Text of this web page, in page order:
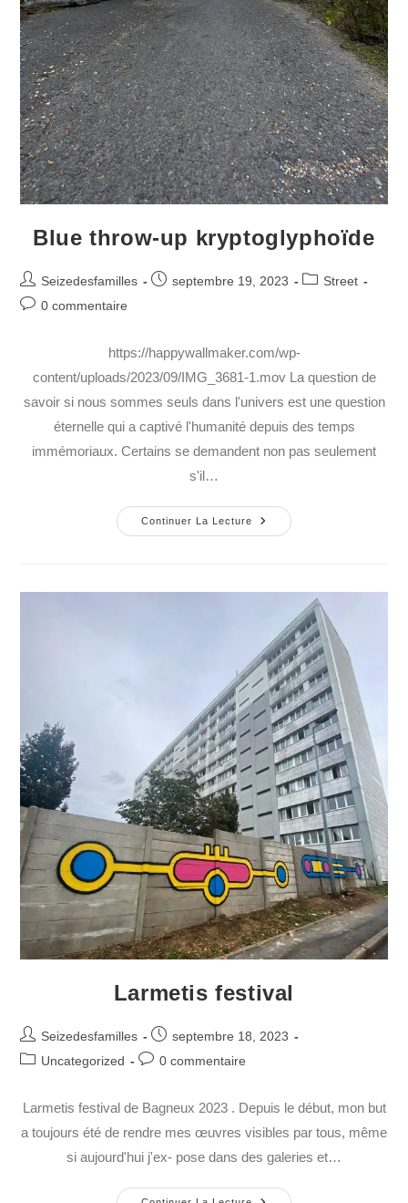
Blue throw-up kryptoglyphoïde
Seizedesfamilles septembre 19, 2023
Street
0 commentaire
https://happywallmaker.com/wp-
content/uploads/2023/09/IMG_3681-1.mov La question de
savoir si nous sommes seuls dans l'univers est une question
éternelle qui a captivé l'humanité depuis des temps
immémoriaux. Certains se demandent non pas seulement
s'il…
Continuer La Lecture
Larmetis festival
Seizedesfamilles
septembre 18, 2023
Uncategorized
0 commentaire
Larmetis festival de Bagneux 2023 . Depuis le début, mon but
a toujours été de rendre mes œuvres visibles par tous, même
si aujourd'hui j'ex- pose dans des galeries et…